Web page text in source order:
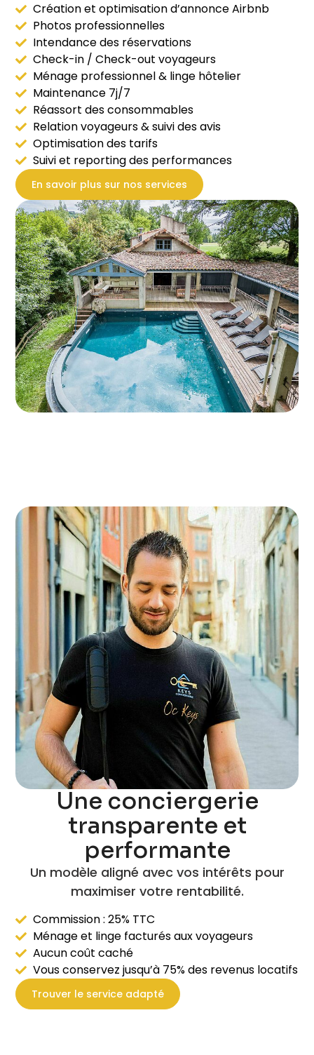
Création et optimisation d’annonce Airbnb
Photos professionnelles
Intendance des réservations
Check-in / Check-out voyageurs
Ménage professionnel & linge hôtelier
Maintenance 7j/7
Réassort des consommables
Relation voyageurs & suivi des avis
Optimisation des tarifs
Suivi et reporting des performances
En savoir plus sur nos services
Une conciergerie
transparente et
performante
Un modèle aligné avec vos intérêts pour
maximiser votre rentabilité.
Commission : 25% TTC
Ménage et linge facturés aux voyageurs
Aucun coût caché
Vous conservez jusqu’à 75% des revenus locatifs
Trouver le service adapté